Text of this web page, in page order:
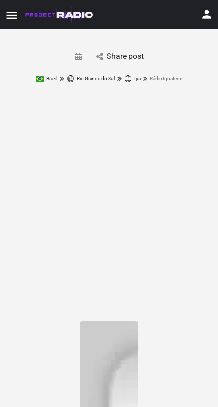
Share post
Brazil Rio Grande do Sul Ijui Rádio Iguatemi